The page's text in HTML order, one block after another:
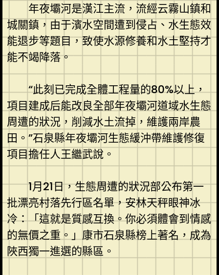
年夜壩河是漢江主流，流經云霧山鎮和
城關鎮，由于濱水空間遭到侵占、水生態效
能退步等題目，致使水源修養和水土堅持才
能不竭降落。
“此刻已完成全體工程量的80%以上，
項目建成后能改良全部年夜壩河道域水生態
周遭的狀況，削減水土流掉，維護兩岸農
田。”石泉縣年夜壩河生態緩沖帶維護修復
項目擔任人王繼武說。
1月21日，生態周遭的狀況部公布第一
批漂亮村落先行區名單，安林天秤眼神冰
冷：「這就是質感互換。你必須體會到情感
的無價之重。」康市石泉縣榜上著名，成為
陜西獨一進選的縣區。